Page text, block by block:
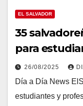
EL SALVADOR
35
para
26/08/2025
Día a Día News
estudiantes y